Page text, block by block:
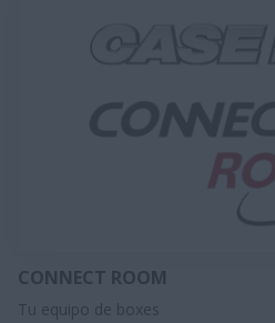
CONNECT ROOM
Tu equipo de boxes